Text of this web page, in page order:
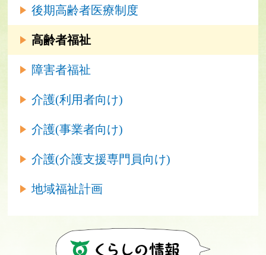
後期高齢者医療制度
高齢者福祉
障害者福祉
介護(利用者向け)
介護(事業者向け)
介護(介護支援専門員向け)
地域福祉計画